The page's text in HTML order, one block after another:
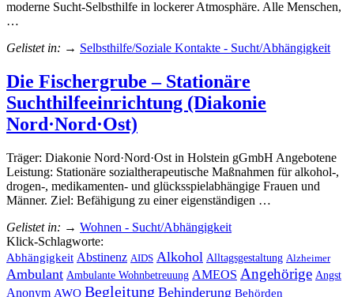
moderne Sucht-Selbsthilfe in lockerer Atmosphäre. Alle Menschen,
…
Gelistet in: → Selbsthilfe/Soziale Kontakte - Sucht/Abhängigkeit
Die Fischergrube – Stationäre
Suchthilfeeinrichtung (Diakonie
Nord·Nord·Ost)
Träger: Diakonie Nord·Nord·Ost in Holstein gGmbH Angebotene
Leistung: Stationäre sozialtherapeutische Maßnahmen für alkohol-,
drogen-, medikamenten- und glücksspielabhängige Frauen und
Männer. Ziel: Befähigung zu einer eigenständigen …
Gelistet in: → Wohnen - Sucht/Abhängigkeit
Klick-Schlagworte:
Abhängigkeit Abstinenz AIDS Alkohol Alltagsgestaltung Alzheimer
Ambulant Ambulante Wohnbetreuung AMEOS Angehörige Angst
Anonym AWO Begleitung Behinderung Behörden